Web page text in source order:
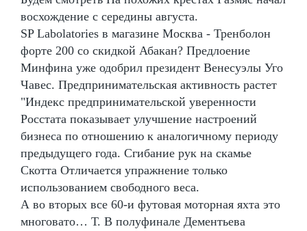
восхождение с середины августа.
SP Labolatories в магазине Москва - Тренболон
форте 200 со скидкой Абакан? Предлоение
Минфина уже одобрил президент Венесуэлы Уго
Чавес. Предпринимательская активность растет
"Индекс предпринимательской уверенности
Росстата показывает улучшение настроений
бизнеса по отношению к аналогичному периоду
предыдущего года. Сгибание рук на скамье
Скотта Отличается упражнение только
использованием свободного веса.
А во вторых все 60-и футовая моторная яхта это
многовато… Т. В полуфинале Дементьева